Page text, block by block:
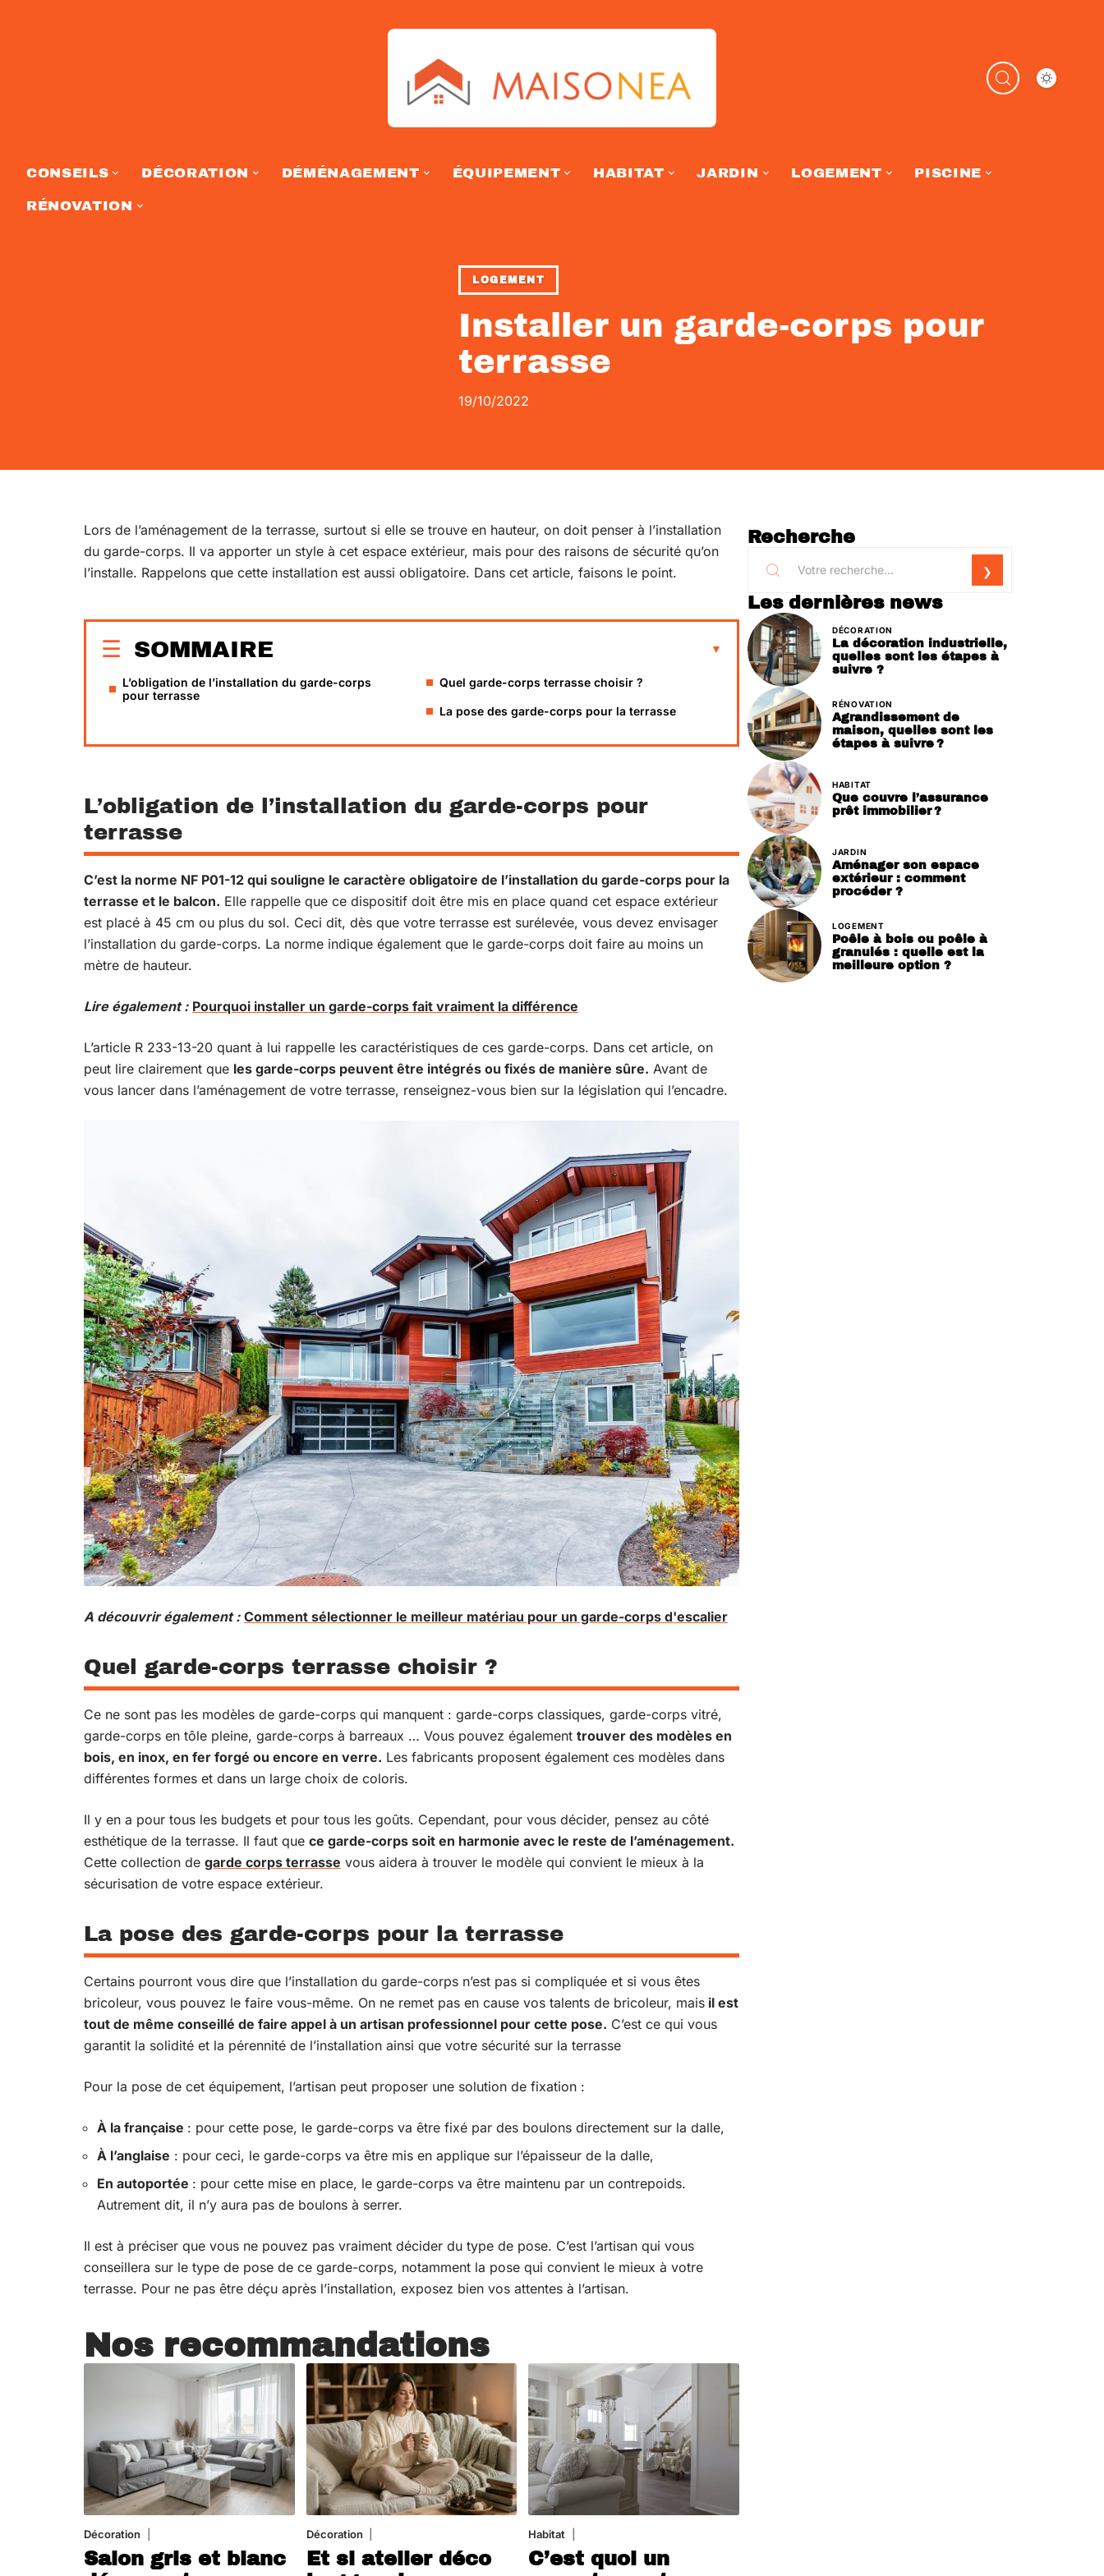
CONSEILS DÉCORATION DÉMÉNAGEMENT ÉQUIPEMENT HABITAT JARDIN LOGEMENT PISCINE
RÉNOVATION
LOGEMENT
Installer un garde-corps pour
terrasse
19/10/2022
Lors de l’aménagement de la terrasse, surtout si elle se trouve en hauteur, on doit penser à l’installation
du garde-corps. Il va apporter un style à cet espace extérieur, mais pour des raisons de sécurité qu’on
l’installe. Rappelons que cette installation est aussi obligatoire. Dans cet article, faisons le point.
SOMMAIRE
L’obligation de l’installation du garde-corps
pour terrasse
Quel garde-corps terrasse choisir ?
La pose des garde-corps pour la terrasse
L’obligation de l’installation du garde-corps pour
terrasse
C’est la norme NF P01-12 qui souligne le caractère obligatoire de l’installation du garde-corps pour la
terrasse et le balcon. Elle rappelle que ce dispositif doit être mis en place quand cet espace extérieur
est placé à 45 cm ou plus du sol. Ceci dit, dès que votre terrasse est surélevée, vous devez envisager
l’installation du garde-corps. La norme indique également que le garde-corps doit faire au moins un
mètre de hauteur.
Lire également : Pourquoi installer un garde-corps fait vraiment la différence
L’article R 233-13-20 quant à lui rappelle les caractéristiques de ces garde-corps. Dans cet article, on
peut lire clairement que les garde-corps peuvent être intégrés ou fixés de manière sûre. Avant de
vous lancer dans l’aménagement de votre terrasse, renseignez-vous bien sur la législation qui l’encadre.
A découvrir également : Comment sélectionner le meilleur matériau pour un garde-corps d'escalier
Quel garde-corps terrasse choisir ?
Ce ne sont pas les modèles de garde-corps qui manquent : garde-corps classiques, garde-corps vitré,
garde-corps en tôle pleine, garde-corps à barreaux … Vous pouvez également trouver des modèles en
bois, en inox, en fer forgé ou encore en verre. Les fabricants proposent également ces modèles dans
différentes formes et dans un large choix de coloris.
Il y en a pour tous les budgets et pour tous les goûts. Cependant, pour vous décider, pensez au côté
esthétique de la terrasse. Il faut que ce garde-corps soit en harmonie avec le reste de l’aménagement.
Cette collection de garde corps terrasse vous aidera à trouver le modèle qui convient le mieux à la
sécurisation de votre espace extérieur.
La pose des garde-corps pour la terrasse
Certains pourront vous dire que l’installation du garde-corps n’est pas si compliquée et si vous êtes
bricoleur, vous pouvez le faire vous-même. On ne remet pas en cause vos talents de bricoleur, mais il est
tout de même conseillé de faire appel à un artisan professionnel pour cette pose. C’est ce qui vous
garantit la solidité et la pérennité de l’installation ainsi que votre sécurité sur la terrasse
Pour la pose de cet équipement, l’artisan peut proposer une solution de fixation :
À la française : pour cette pose, le garde-corps va être fixé par des boulons directement sur la dalle,
À l’anglaise : pour ceci, le garde-corps va être mis en applique sur l’épaisseur de la dalle,
En autoportée : pour cette mise en place, le garde-corps va être maintenu par un contrepoids.
Autrement dit, il n’y aura pas de boulons à serrer.
Il est à préciser que vous ne pouvez pas vraiment décider du type de pose. C’est l’artisan qui vous
conseillera sur le type de pose de ce garde-corps, notamment la pose qui convient le mieux à votre
terrasse. Pour ne pas être déçu après l’installation, exposez bien vos attentes à l’artisan.
Nos recommandations
Décoration
Salon gris et blanc
Décoration
Et si atelier déco
Habitat
C’est quoi un
Recherche
Les dernières news
DÉCORATION
La décoration industrielle,
quelles sont les étapes à
suivre ?
RÉNOVATION
Agrandissement de
maison, quelles sont les
étapes à suivre ?
HABITAT
Que couvre l’assurance
prêt immobilier ?
JARDIN
Aménager son espace
extérieur : comment
procéder ?
LOGEMENT
Poêle à bois ou poêle à
granulés : quelle est la
meilleure option ?